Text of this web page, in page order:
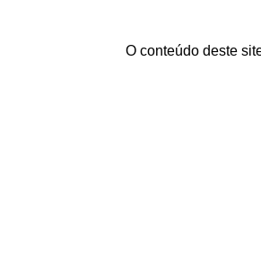
O conteúdo deste